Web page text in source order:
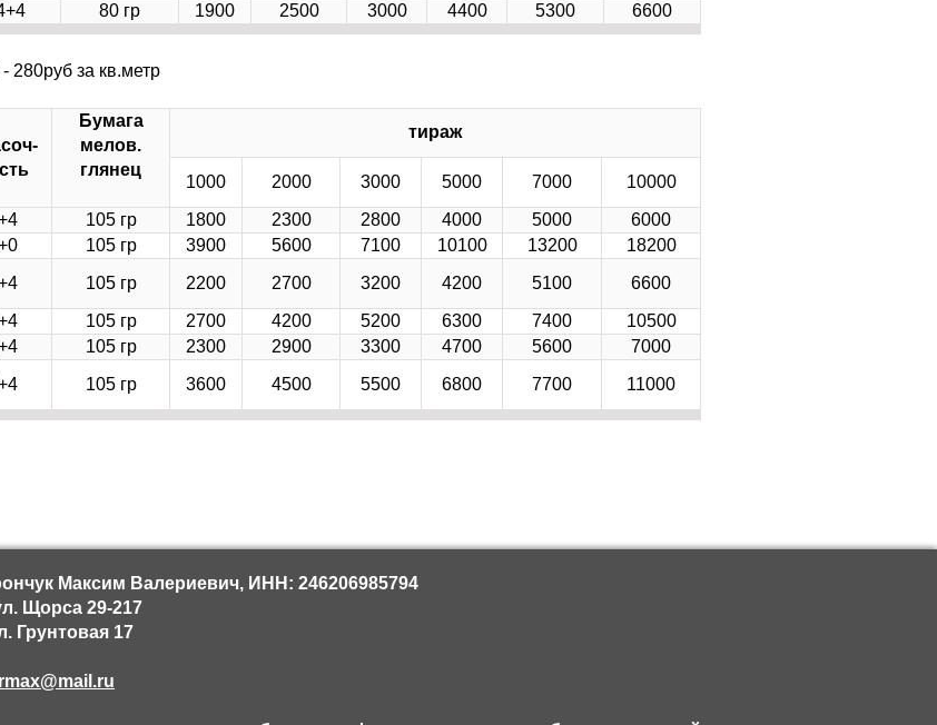
80 гр 1900 2500 3000 4400 5300 6600
280руб за кв.метр
Бумага
мелов.
глянец
тираж
1000 2000 3000 5000 7000
10000
105 гр 1800 2300 2800 4000 5000
6000
105 гр 3900 5600 7100 10100 13200
18200
105 гр 2200 2700 3200 4200 5100
6600
105 гр 2700 4200 5200 6300 7400
10500
105 гр 2300 2900 3300 4700 5600
7000
105 гр 3600 4500 5500 6800 7700 11000
Максим Валериевич, ИНН: 246206985794
Щорса 29-217
Грунтовая 17